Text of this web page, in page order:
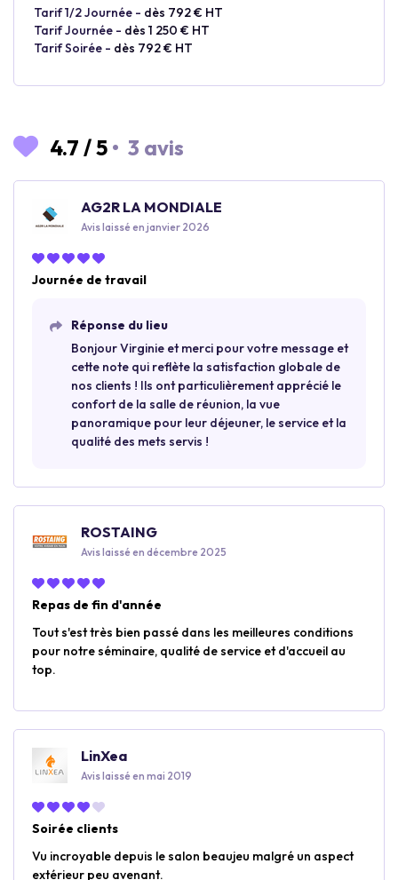
Tarif 1/2 Journée - dès 792 € HT
Tarif Journée - dès 1 250 € HT
Tarif Soirée - dès 792 € HT
4.7 /5 • 3 avis
AG2R LA MONDIALE
Avis laissé en janvier 2026
Journée de travail
Réponse du lieu
Bonjour Virginie et merci pour votre message et
cette note qui reflète la satisfaction globale de
nos clients ! Ils ont particulièrement apprécié le
confort de la salle de réunion, la vue
panoramique pour leur déjeuner, le service et la
qualité des mets servis !
ROSTAING
Avis laissé en décembre 2025
Repas de fin d'année
Tout s'est très bien passé dans les meilleures conditions
pour notre séminaire, qualité de service et d'accueil au
top.
LinXea
Avis laissé en mai 2019
Soirée clients
Vu incroyable depuis le salon beaujeu malgré un aspect
extérieur peu avenant.